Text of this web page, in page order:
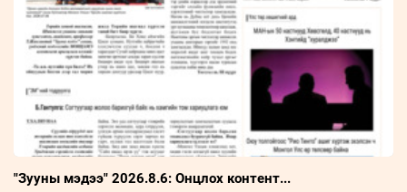
"Зууны мэдээ" 2026.8.6: Онцлох контент...